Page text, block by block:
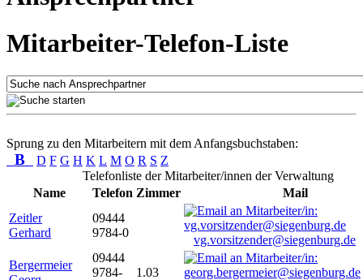
Mitarbeiter-Telefon-Liste
Sprung zu den Mitarbeitern mit dem Anfangsbuchstaben:
B D F G H K L M O R S Z
Telefonliste der Mitarbeiter/innen der Verwaltung
Name
Telefon Zimmer
Mail
Zeitler
Gerhard
09444
9784-0
vg.vorsitzender@siegenburg.de
Bergermeier
09444
9784-
1.03